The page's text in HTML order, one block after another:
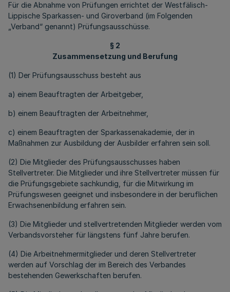
Für die Abnahme von Prüfungen errichtet der Westfälisch-
Lippische Sparkassen- und Giroverband (im Folgenden
„Verband“ genannt) Prüfungsausschüsse.
§ 2
Zusammensetzung und Berufung
(1) Der Prüfungsausschuss besteht aus
a) einem Beauftragten der Arbeitgeber,
b) einem Beauftragten der Arbeitnehmer,
c) einem Beauftragten der Sparkassenakademie, der in
Maßnahmen zur Ausbildung der Ausbilder erfahren sein soll.
(2) Die Mitglieder des Prüfungsausschusses haben
Stellvertreter. Die Mitglieder und ihre Stellvertreter müssen für
die Prüfungsgebiete sachkundig, für die Mitwirkung im
Prüfungswesen geeignet und insbesondere in der beruflichen
Erwachsenenbildung erfahren sein.
(3) Die Mitglieder und stellvertretenden Mitglieder werden vom
Verbandsvorsteher für längstens fünf Jahre berufen.
(4) Die Arbeitnehmermitglieder und deren Stellvertreter
werden auf Vorschlag der im Bereich des Verbandes
bestehenden Gewerkschaften berufen.